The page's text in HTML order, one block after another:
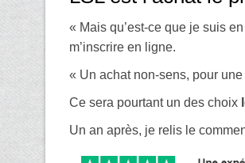
« Mais qu’est-ce que je suis
m’inscrire en ligne.
« Un achat non-sens, pour
Ce sera pourtant un des choix
Un an après, je relis le